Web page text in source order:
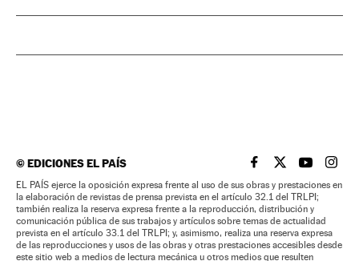
©EDICIONES EL PAÍS EL PAÍS BRASIL EN
EL PAÍSEL PAÍS
EL
EL PAÍS ejerce la oposición expresa frente al uso de sus obras y prestaciones en
la elaboración de revistas de prensa prevista en el artículo 32.1 del TRLPI;
también realiza la reserva expresa frente a la reproducción, distribución y
comunicación pública de sus trabajos y artículos sobre temas de actualidad
prevista en el artículo 33.1 del TRLPI; y, asimismo, realiza una reserva expresa
de las reproducciones y usos de las obras y otras prestaciones accesibles desde
este sitio web a medios de lectura mecánica u otros medios que resulten